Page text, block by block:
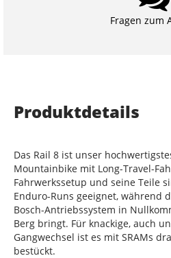
Fragen zum
Produktdetails
Das Rail 8 ist unser
Mountainbike mit Long-Travel-
Fahrwerkssetup und seine Teile
Enduro-Runs geeignet, während
Bosch-Antriebssystem in
Berg bringt. Für knackige, auch
Gangwechsel ist es mit SRAMs
bestückt.